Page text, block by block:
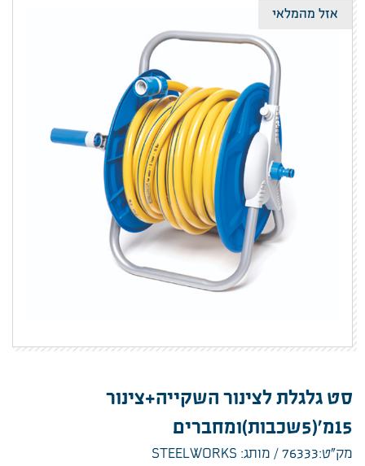
אזל מהמלאי
סט גלגלת לצינור השקייה+צינור
15מ'(5שכבות)ומחברים
מק”ט:76333 מותג: STEELWORKS